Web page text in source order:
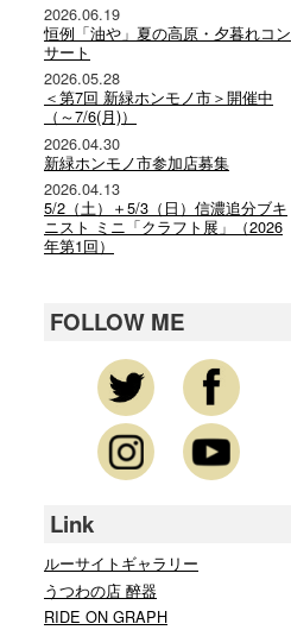
2026.06.19
恒例「油や」夏の高原・夕暮れコン
サート
2026.05.28
＜第7回 新緑ホンモノ市＞開催中
（～7/6(月)）
2026.04.30
新緑ホンモノ市参加店募集
2026.04.13
5/2（土）＋5/3（日）信濃追分ブキ
ニスト ミニ「クラフト展」（2026
年第1回）
FOLLOW ME
Link
ルーサイトギャラリー
うつわの店 醉器
RIDE ON GRAPH